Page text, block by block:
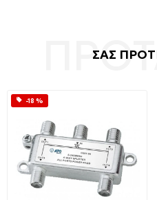
ΣΑΣ
-18 %